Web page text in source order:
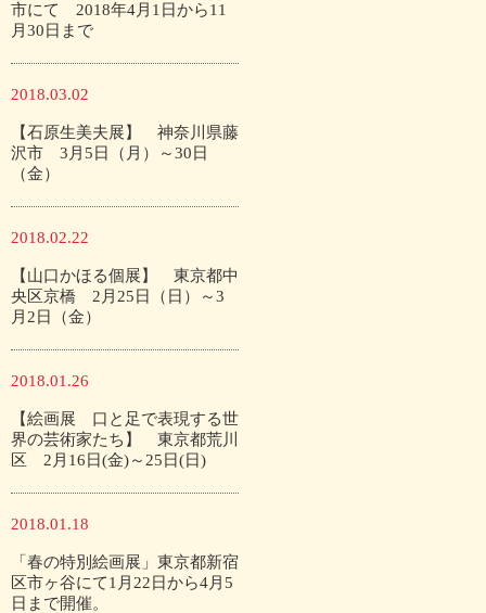
市にて 2018年4月1日から11
月30日まで
2018.03.02
【石原生美夫展】 神奈川県藤
沢市 3月5日（月）～30日
（金）
2018.02.22
【山口かほる個展】 東京都中
央区京橋 2月25日（日）～3
月2日（金）
2018.01.26
【絵画展 口と足で表現する世
界の芸術家たち】 東京都荒川
区 2月16日(金)～25日(日)
2018.01.18
「春の特別絵画展」東京都新宿
区市ヶ谷にて1月22日から4月5
日まで開催。